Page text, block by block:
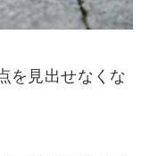
を見出せなくな